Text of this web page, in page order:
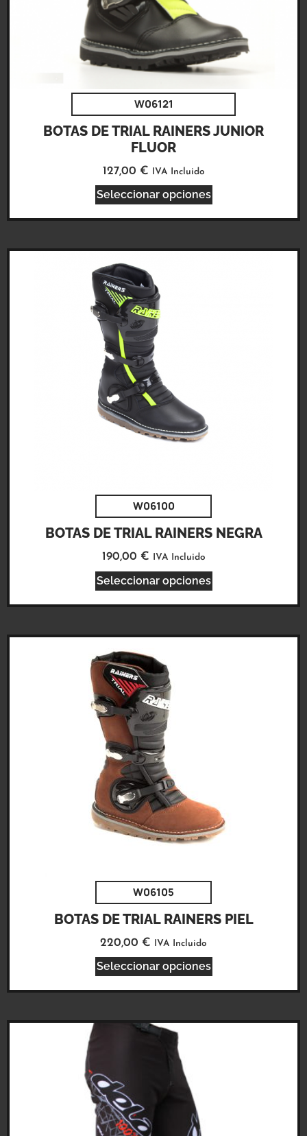
W06121
BOTAS DE TRIAL RAINERS JUNIOR
FLUOR
127,00 € IVA Incluido
Seleccionar opciones
W06100
BOTAS DE TRIAL RAINERS NEGRA
190,00 € IVA Incluido
Seleccionar opciones
W06105
BOTAS DE TRIAL RAINERS PIEL
220,00 € IVA Incluido
Seleccionar opciones